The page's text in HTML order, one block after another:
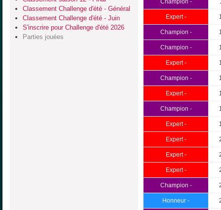
Classement Challenge d'été - Général
Classement Challenge d'été - Juin
S'inscrire pour Challenge d'été 2026
Parties jouées
Champion -
Expert -
Champion -
Champion -
Expert -
Champion -
Expert -
Champion -
Expert -
Expert -
Expert -
Expert -
Champion -
Honneur -